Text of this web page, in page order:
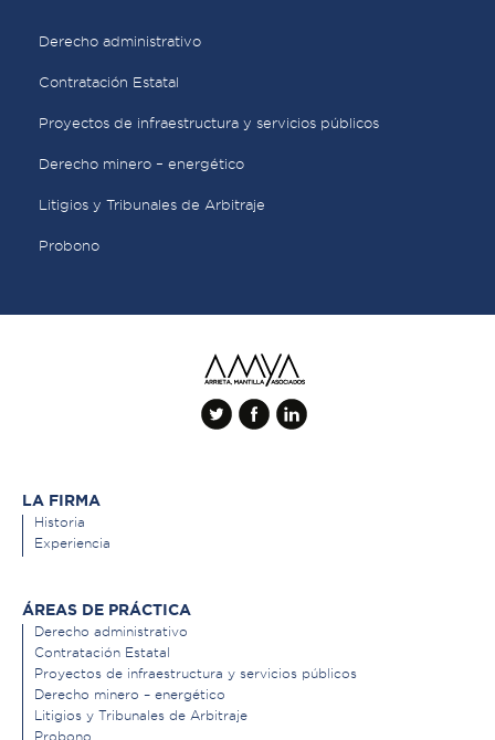
Derecho administrativo
Contratación Estatal
Proyectos de infraestructura y servicios públicos
Derecho minero – energético
Litigios y Tribunales de Arbitraje
Probono
LA FIRMA
Historia
Experiencia
ÁREAS DE PRÁCTICA
Derecho administrativo
Contratación Estatal
Proyectos de infraestructura y servicios públicos
Derecho minero – energético
Litigios y Tribunales de Arbitraje
Probono